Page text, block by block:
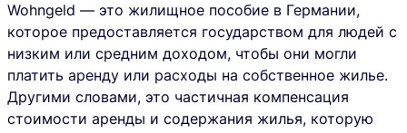
Wohngeld — это жилищное пособие в Германии,
которое предоставляется государством для людей с
низким или средним доходом, чтобы они могли
платить аренду или расходы на собственное жилье.
Другими словами, это частичная компенсация
стоимости аренды и содержания жилья, которую